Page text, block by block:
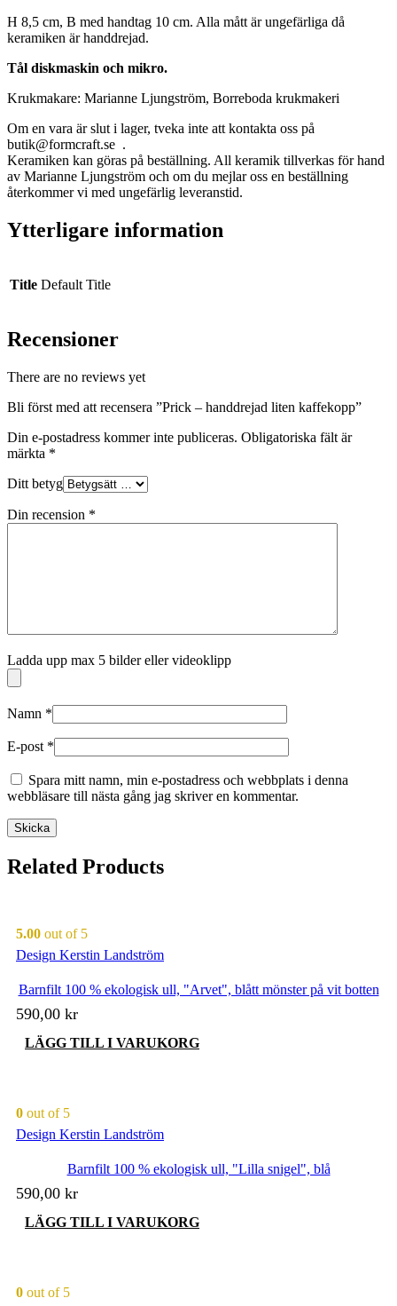
H 8,5 cm, B med handtag 10 cm. Alla mått är ungefärliga då
keramiken är handdrejad.
Tål diskmaskin och mikro.
Krukmakare: Marianne Ljungström, Borreboda krukmakeri
Om en vara är slut i lager, tveka inte att kontakta oss på
butik@formcraft.se .
Keramiken kan göras på beställning. All keramik tillverkas för hand
av Marianne Ljungström och om du mejlar oss en beställning
återkommer vi med ungefärlig leveranstid.
Ytterligare information
Title Default Title
Recensioner
There are no reviews yet
Bli först med att recensera ”Prick – handdrejad liten kaffekopp”
Din e-postadress kommer inte publiceras. Obligatoriska fält är
märkta *
Ditt betyg
Din recension *
Ladda upp max 5 bilder eller videoklipp
Namn *
E-post *
Spara mitt namn, min e-postadress och webbplats i denna
webbläsare till nästa gång jag skriver en kommentar.
Related Products
5.00 out of 5
Design Kerstin Landström
Barnfilt 100 % ekologisk ull, "Arvet", blått mönster på vit botten
590,00 kr
LÄGG TILL I VARUKORG
0 out of 5
Design Kerstin Landström
Barnfilt 100 % ekologisk ull, "Lilla snigel", blå
590,00 kr
LÄGG TILL I VARUKORG
0 out of 5